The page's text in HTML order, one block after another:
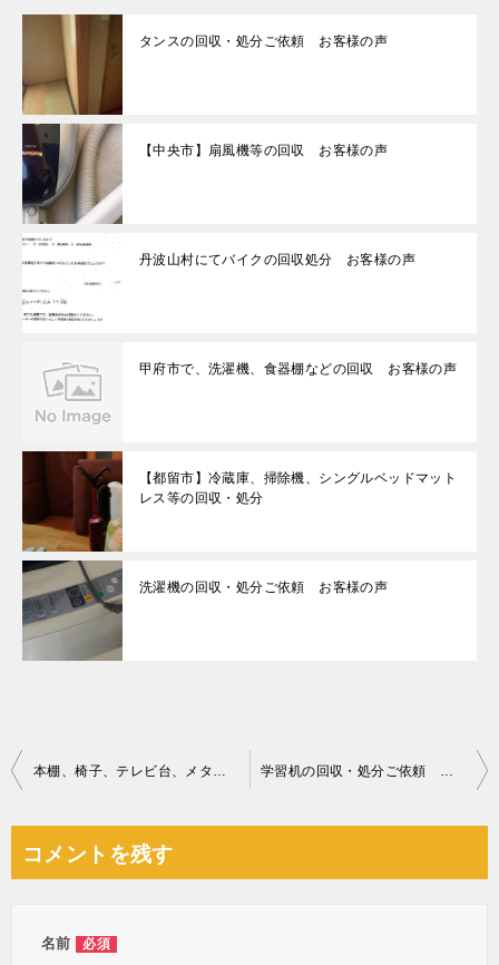
タンスの回収・処分ご依頼 お客様の声
【中央市】扇風機等の回収 お客様の声
丹波山村にてバイクの回収処分 お客様の声
甲府市で、洗濯機、食器棚などの回収 お客様の声
【都留市】冷蔵庫、掃除機、シングルベッドマット
レス等の回収・処分
洗濯機の回収・処分ご依頼 お客様の声
投
ビ
本棚、椅子、テレビ台、メタルラックの回収・処分ご依頼 お客様の声 学習机の回収・処分ご依頼 お客様の声
コメントを残す
名前 必須